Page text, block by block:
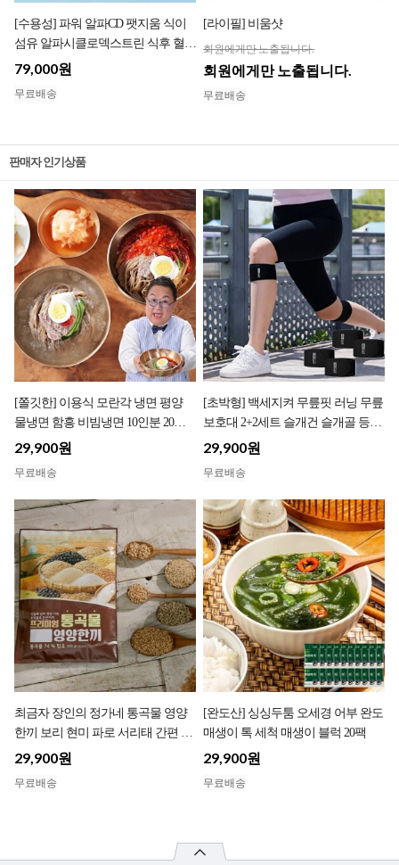
[수용성] 파워 알파CD 팻지움 식이
섬유 알파시클로덱스트린 식후 혈당
케어
79,000원
무료배송
[라이필] 비움샷
회원에게만 노출됩니다.
회원에게만 노출됩니다.
무료배송
판매자 인기상품
[쫄깃한] 이용식 모란각 냉면 평양
물냉면 함흥 비빔냉면 10인분 20인
분
29,900원
무료배송
[초박형] 백세지켜 무릎핏 러닝 무릎
보호대 2+2세트 슬개건 슬개골 등산
무릎아대
29,900원
무료배송
최금자 장인의 정가네 통곡물 영양
한끼 보리 현미 파로 서리태 간편 한
끼
29,900원
무료배송
[완도산] 싱싱두툼 오세경 어부 완도
매생이 톡 세척 매생이 블럭 20팩
29,900원
무료배송